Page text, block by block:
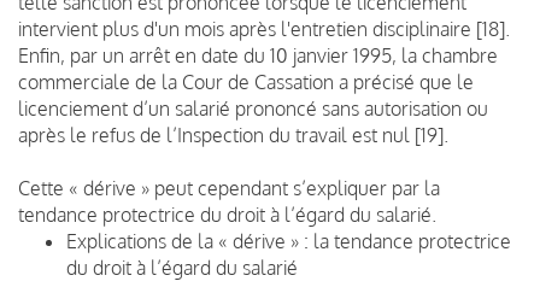
intervient plus d'un mois après l'entretien disciplinaire [18].
Enfin, par un arrêt en date du 10 janvier 1995, la chambre
commerciale de la Cour de Cassation a précisé que le
licenciement d’un salarié prononcé sans autorisation ou
après le refus de l’Inspection du travail est nul [19].
Cette « dérive » peut cependant s’expliquer par la
tendance protectrice du droit à l’égard du salarié.
Explications de la « dérive » : la tendance protectrice
du droit à l’égard du salarié